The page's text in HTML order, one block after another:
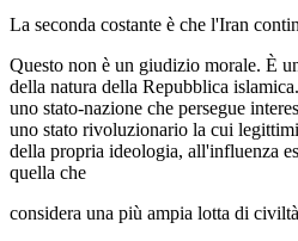
La seconda costante è che l'Iran
Questo non è un giudizio morale. È
della natura della Repubblica
uno stato-nazione che persegue
uno stato rivoluzionario la cui
della propria ideologia, all'influenza
quella che
considera una più ampia lotta di